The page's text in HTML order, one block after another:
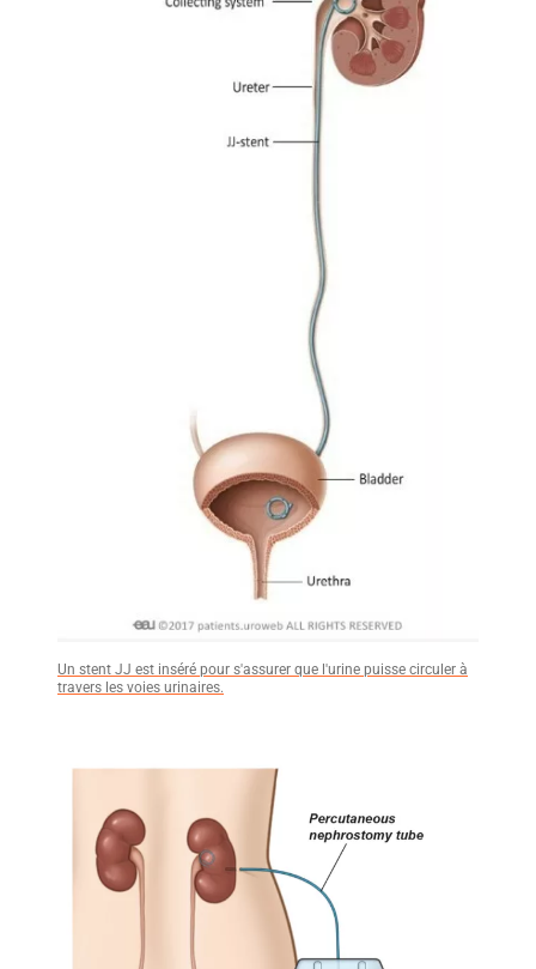
Un stent JJ est inséré pour s'assurer que l'urine puisse circuler à
travers les voies urinaires.